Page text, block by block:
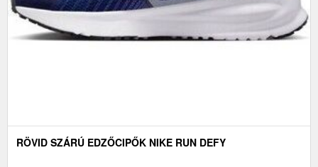
RÖVID SZÁRÚ EDZŐCIPŐK NIKE RUN DEFY